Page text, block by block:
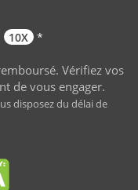
10X *
Vérifiez vos
de vous engager.
disposez du délai de